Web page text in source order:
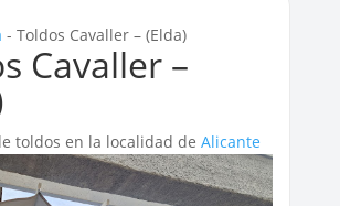
- Toldos Cavaller – (Elda)
Cavaller –
toldos en la localidad de Alicante